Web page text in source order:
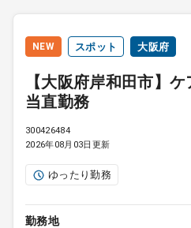
NEW スポット 大阪府
【大阪府岸和田市】
当直勤務
300426484
2026年08月03日更新
ゆったり勤務
勤務地